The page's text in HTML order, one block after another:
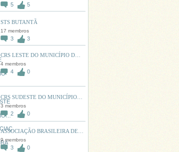
5 5
STS BUTANTÃ
17 membros
3 3
CRS LESTE DO MUNICÍPIO D…
4 membros
4 0
CRS SUDESTE DO MUNICÍPIO…
3 membros
2 0
ASSOCIAÇÃO BRASILEIRA DE…
9 membros
3 0